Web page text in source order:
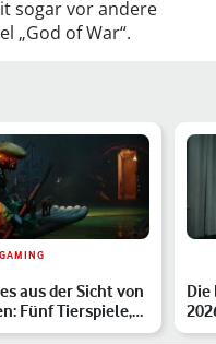
sogar vor andere
„God of War“.
GAMING
aus der Sicht von
Fünf Tierspiele,
die Wart…
Die